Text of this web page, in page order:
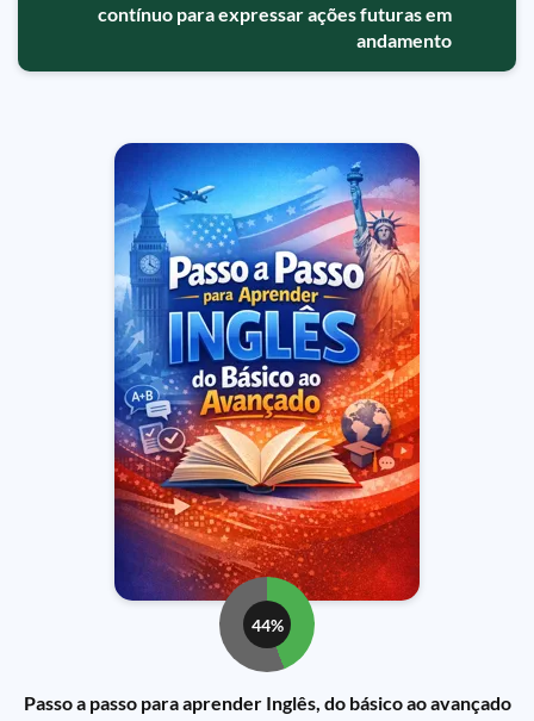
contínuo para expressar ações futuras em
andamento
44%
Passo a passo para aprender Inglês, do básico ao avançado